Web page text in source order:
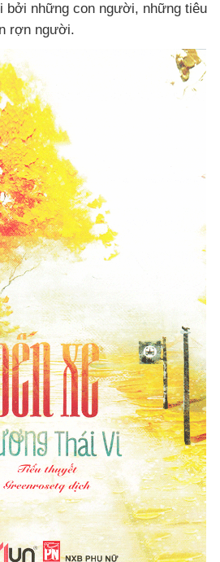
bởi những con người, những tiêu
rợn người.